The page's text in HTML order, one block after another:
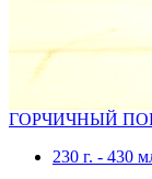
ГОРЧИЧНЫЙ
230 г. - 430